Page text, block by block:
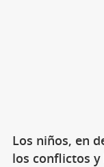
Los niños, en
los conflictos y